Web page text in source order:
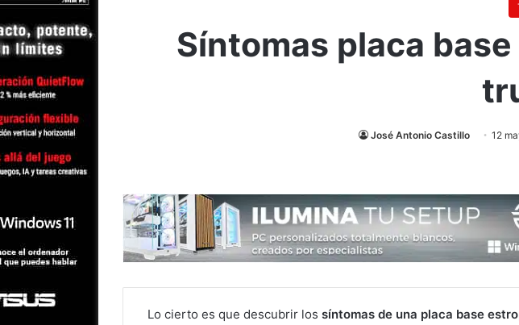
Síntomas placa
José Antonio Castillo 12
Lo cierto es que descubrir los síntomas de una placa base